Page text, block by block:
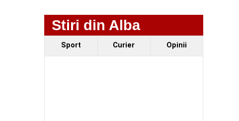
Stiri din Alba
Sport Curier Opinii